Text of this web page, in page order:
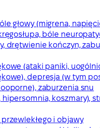
głowy (migrena,
bóle
drętwienie kończyn,
(ataki paniki,
depresja (w tym
zaburzenia snu
koszmary),
przewlekłego i objawy